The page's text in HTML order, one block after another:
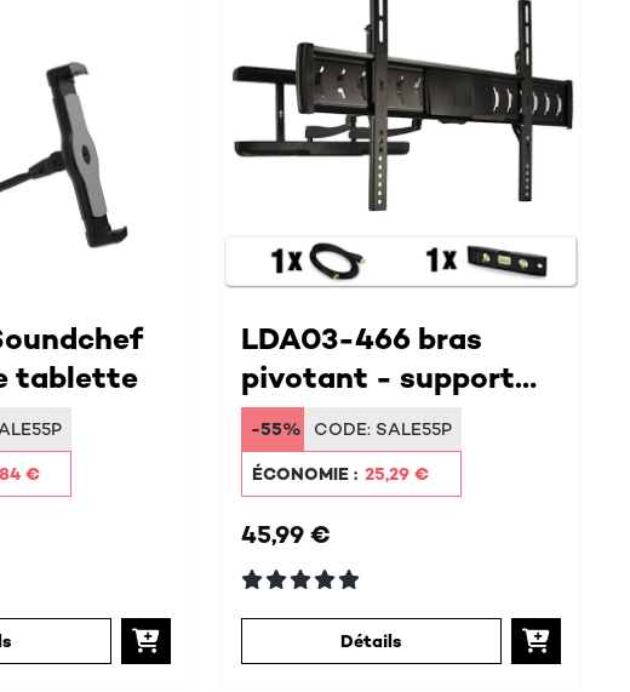
tablette
€
LDA03-466 bras
pivotant - support
mural
-55% CODE: SALE55P
ÉCONOMIE : 25,29 €
45,99 €
Détails